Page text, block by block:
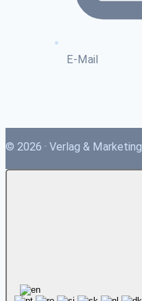
E-Mail
© 2026 · Verlag & Marketing